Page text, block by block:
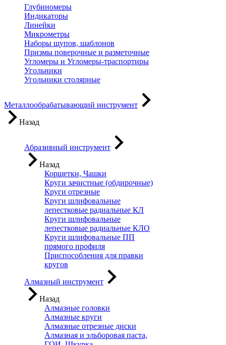
Глубиномеры
Индикаторы
Линейки
Микрометры
Наборы щупов, шаблонов
Призмы поверочные и разметочные
Угломеры и Угломеры-траспортиры
Угольники
Угольники столярные
Металлообрабатывающий инструмент
Назад
Абразивный инструмент
Назад
Корщетки, Чашки
Круги зачистные (обдирочные)
Круги отрезные
Круги шлифовальные
лепестковые радиальные КЛ
Круги шлифовальные
лепестковые радиальные КЛО
Круги шлифовальные ПП
прямого профиля
Приспособления для правки
кругов
Алмазный инструмент
Назад
Алмазные головки
Алмазные круги
Алмазные отрезные диски
Алмазная и эльборовая паста,